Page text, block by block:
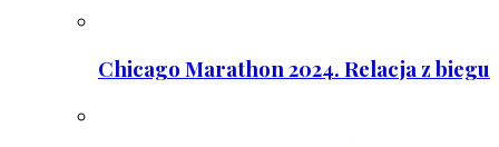
Chicago Marathon 2024. Relacja z biegu